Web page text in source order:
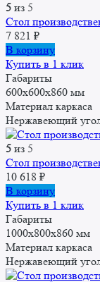
5 из 5
Стол
7 821 ₽
В корзину
Купить в 1 клик
Габариты
600x600x860 мм
Материал каркаса
Нержавеющий
5 из 5
Стол
10 618 ₽
В корзину
Купить в 1 клик
Габариты
1000x800x860 мм
Материал каркаса
Нержавеющий